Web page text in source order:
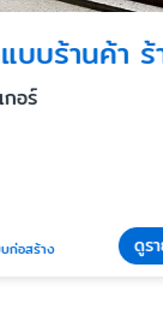
รับออกแบบร้านค้า ร้านอาหารในห้าง
ดูรายละเอียด